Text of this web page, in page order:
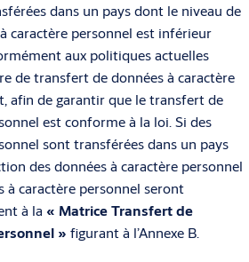
dans un pays dont le niveau de
caractère personnel est inférieur
aux politiques actuelles
de transfert de données à caractère
afin de garantir que le transfert de
est conforme à la loi. Si des
sont transférées dans un pays
des données à caractère personnel
à caractère personnel seront
à la « Matrice Transfert de
» figurant à l’Annexe B.